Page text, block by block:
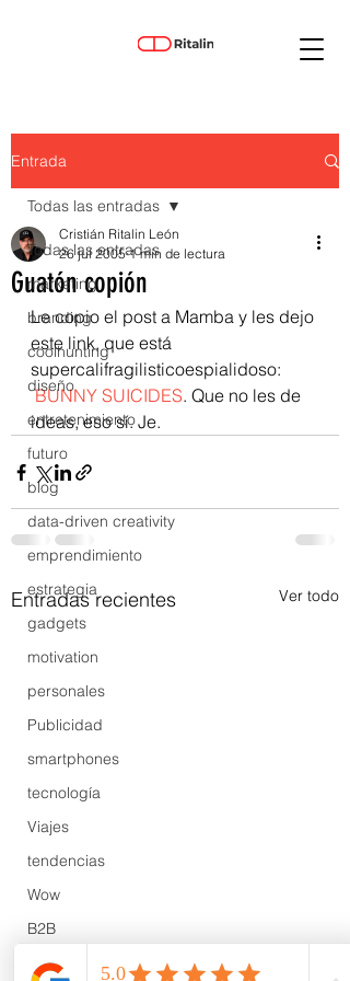
Entrada
Todas las entradas
marketing
branding
coolhunting
diseño
entretenimiento
futuro
blog
data-driven creativity
emprendimiento
estrategia
gadgets
motivation
personales
Publicidad
smartphones
tecnología
Viajes
tendencias
Wow
B2B
Showcase
Todas las entradas
Guatón copión
Cristián Ritalin León
26 jul 2005 1 min de lectura
Le copio el post a Mamba y les dejo
este link, que está
supercalifragilisticoespialidoso:
BUNNY SUICIDES. Que no les de
ideas, eso sí. Je.
Entradas recientes Ver todo